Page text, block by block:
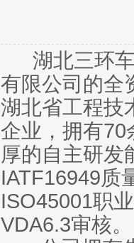
湖北三环
有限公司的全
湖北省工程技
企业，拥有70
厚的自主研发
IATF16949质
ISO45001职
VDA6.3审核。